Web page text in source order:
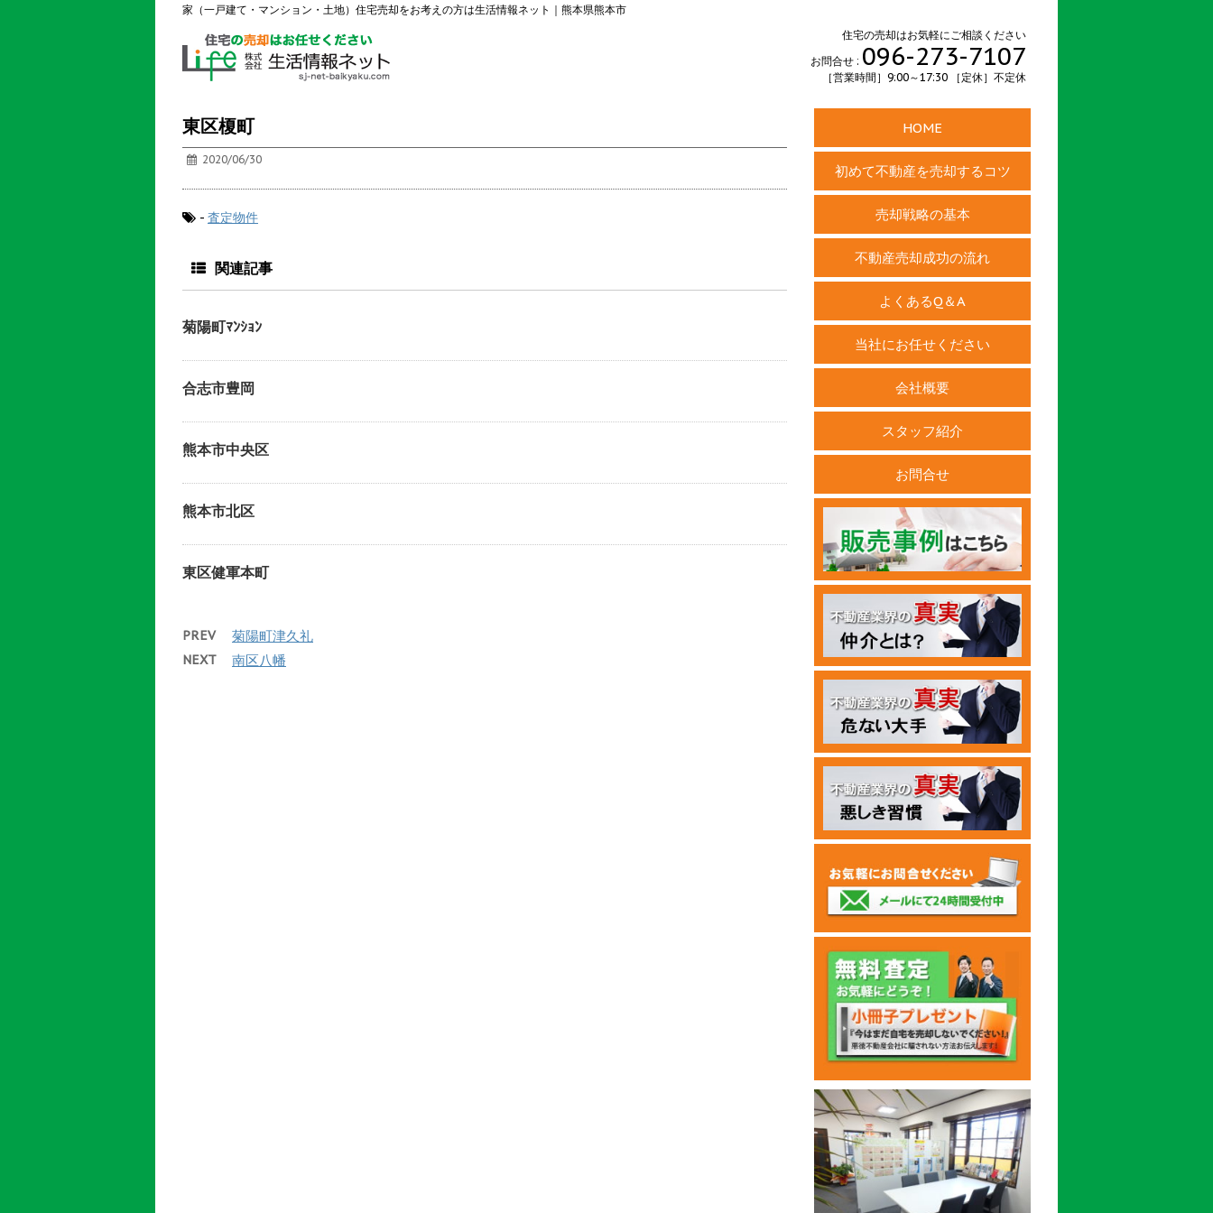
家（一戸建て・マンション・土地）住宅売却をお考えの方は生活情報ネット｜熊本県熊本市
住宅の売却はお気軽にご相談ください
お問合せ : 096-273-7107
［営業時間］9:00～17:30 ［定休］不定休
東区榎町
2020/06/30
- 査定物件
関連記事
菊陽町ﾏﾝｼｮﾝ
合志市豊岡
熊本市中央区
熊本市北区
東区健軍本町
PREV 菊陽町津久礼
NEXT 南区八幡
HOME
初めて不動産を売却するコツ
売却戦略の基本
不動産売却成功の流れ
よくあるQ＆A
当社にお任せください
会社概要
スタッフ紹介
お問合せ